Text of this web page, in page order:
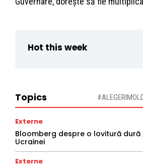
Hot this week
Topics
Externe
Bloomberg despre o lovitură
Ucrainei
Externe